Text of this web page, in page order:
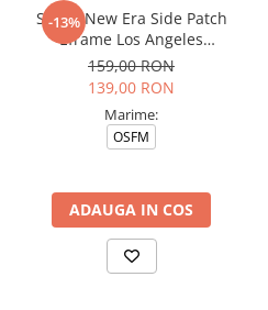
-13%
Sapca New Era Side Patch
Eframe Los Angeles
Dodgers Brs
159,00 RON
139,00 RON
Marime:
OSFM
ADAUGA IN COS